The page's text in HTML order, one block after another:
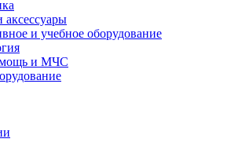
аксессуары
и учебное оборудование
и МЧС